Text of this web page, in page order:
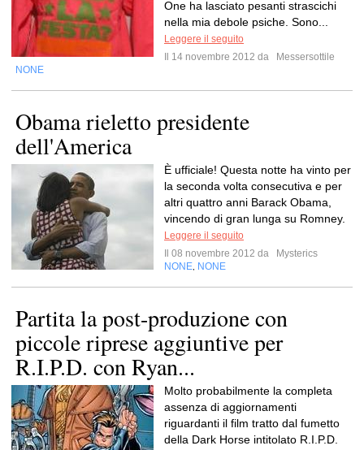
One ha lasciato pesanti strascichi
nella mia debole psiche. Sono...
Leggere il seguito
Il 14 novembre 2012 da
Messersottile
NONE
Obama rieletto presidente
dell'America
È ufficiale! Questa notte ha vinto per
la seconda volta consecutiva e per
altri quattro anni Barack Obama,
vincendo di gran lunga su Romney.
Leggere il seguito
Il 08 novembre 2012 da
Mysterics
NONE NONE
Partita la post-produzione con
piccole riprese aggiuntive per
R.I.P.D. con Ryan...
Molto probabilmente la completa
assenza di aggiornamenti
riguardanti il film tratto dal fumetto
della Dark Horse intitolato R.I.P.D.